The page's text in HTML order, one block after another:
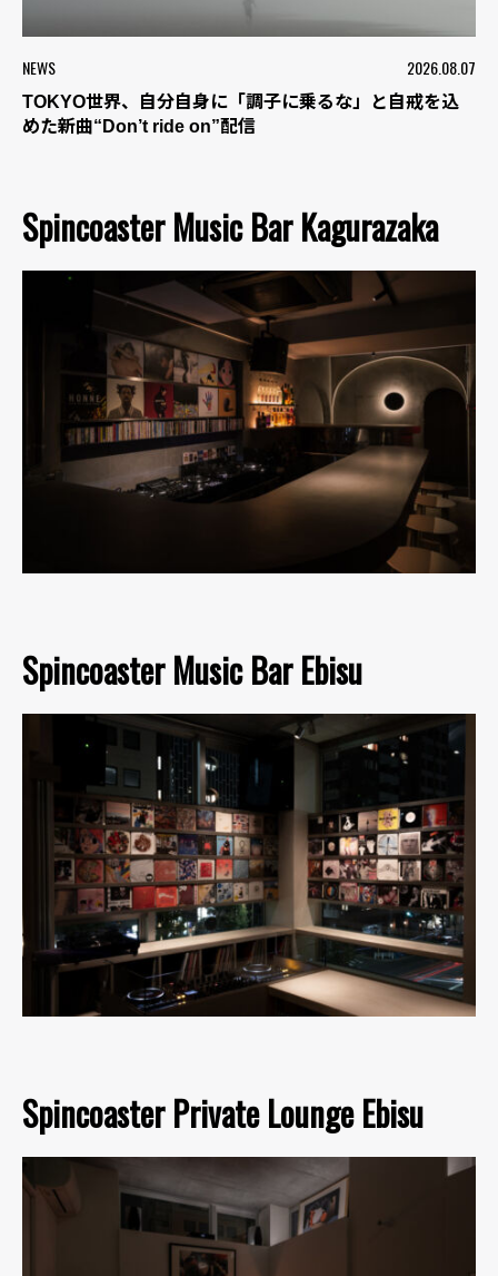
NEWS 2026.08.07
TOKYO世界、自分自身に「調子に乗るな」と自戒を込
めた新曲“Don’t ride on”配信
Spincoaster Music Bar Kagurazaka
Spincoaster Music Bar Ebisu
Spincoaster Private Lounge Ebisu